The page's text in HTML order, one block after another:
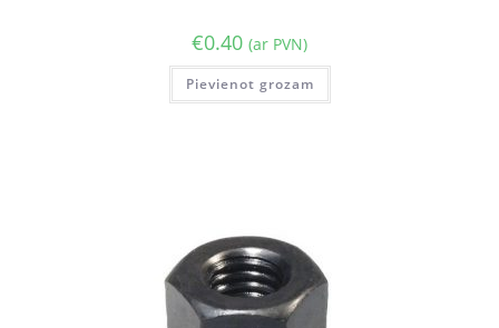
€0.40 (ar PVN)
Pievienot grozam